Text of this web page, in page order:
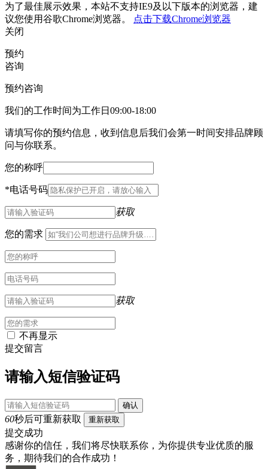
为了最佳展示效果，本站不支持IE9及以下版本的浏览器，建
议您使用谷歌Chrome浏览器。
点击下载Chrome浏览器
关闭
预约
咨询
预约咨询
我们的工作时间为工作日09:00-18:00
请填写你的预约信息，收到信息后我们会第一时间安排品牌顾
问与你联系。
您的称呼
*电话号码
获取
您的需求
获取
不再显示
提交留言
请输入短信验证码
确认
60秒后可重新获取 重新获取
提交成功
感谢你的信任，我们将尽快联系你，为你提供专业优质的服
务，期待我们的合作成功！